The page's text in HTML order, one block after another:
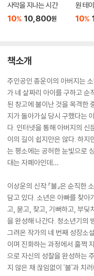
사막을 지나는 시간
10% 10,800원
원 테
10%
책소개
주인공인 종운이의 아버지는
가 네 살짜리 아이를 구하고 순
된 창고에 불이난 것을 목격한
지가 돌아가실 당시 구했다는
다. 인터넷을 통해 아버지의 신
이의 길이 쉽지만은 않다. 하지
는 평소에는 공허한 눈빛으로
대는 자폐아인데…
이상운의 신작 『불』은 순직한
담고 있다. 소년은 아빠를 찾
고, 묻고, 찾고, 기뻐하고, 부딪
을 완성해 나간다. 청소년기의
그려온 작가의 네 번째 성장소
이며 진화하는 과정에서 훌쩍
으로 자신의 성찰을 완성하는
지 않은 채 끊임없이 '불'과 치